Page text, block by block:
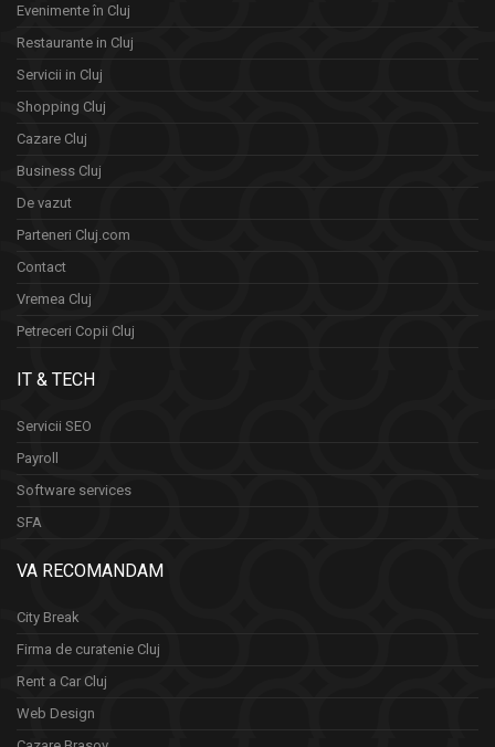
Evenimente în Cluj
Restaurante in Cluj
Servicii in Cluj
Shopping Cluj
Cazare Cluj
Business Cluj
De vazut
Parteneri Cluj.com
Contact
Vremea Cluj
Petreceri Copii Cluj
IT & TECH
Servicii SEO
Payroll
Software services
SFA
VA RECOMANDAM
City Break
Firma de curatenie Cluj
Rent a Car Cluj
Web Design